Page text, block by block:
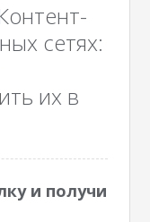
сетях:
их в
и получи